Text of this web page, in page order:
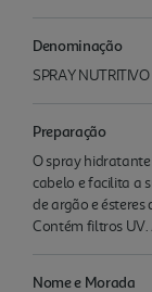
Denominação
SPRAY
Preparação
O spray
cabelo e facilita a
de argão e
Contém filtros
Nome e Morada